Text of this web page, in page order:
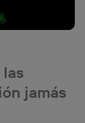
jamás